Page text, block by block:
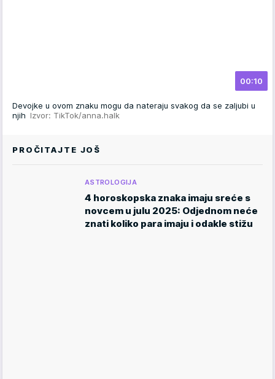
00:10
Devojke u ovom znaku mogu da nateraju svakog da se zaljubi u
njih Izvor: TikTok/anna.halk
PROČITAJTE JOŠ
ASTROLOGIJA
4 horoskopska znaka imaju sreće s
novcem u julu 2025: Odjednom neće
znati koliko para imaju i odakle stižu